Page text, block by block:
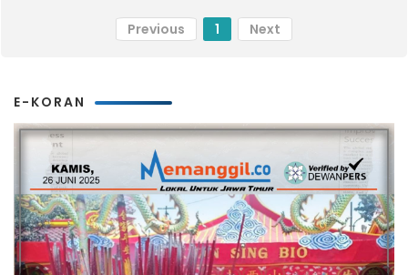
Previous 1 Next
E-KORAN